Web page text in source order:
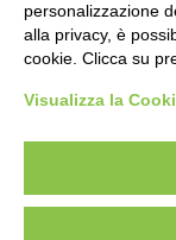
Designed
personalizzazione
alla privacy, è
cookie. Clicca su
Visualizza la